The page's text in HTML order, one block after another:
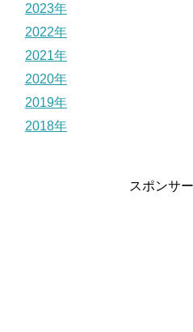
2023年
2022年
2021年
2020年
2019年
2018年
スポンサ